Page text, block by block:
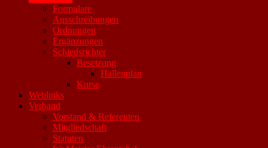
Formulare
Ausschreibungen
Ordnungen
Ergänzungen
Schiedsrichter
Besetzung
Hallenplan
Kurse
Weblinks
Verband
Vorstand & Referenten
Mitgliedschaft
Statuten